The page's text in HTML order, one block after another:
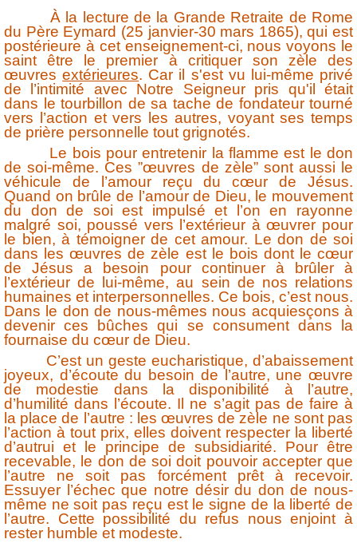
À la lecture de la Grande Retraite de Rome
du Père Eymard (25 janvier-30 mars 1865), qui est
postérieure à cet enseignement-ci, nous voyons le
saint être le premier à critiquer son zèle des
œuvresextérieures. Car il s'est vu lui-même privé
de l’intimité avec Notre Seigneur pris qu'il était
dans le tourbillon de sa tache de fondateur tourné
vers l’action et vers les autres, voyant ses temps
de prière personnelle tout grignotés.
Le bois pour entretenir la flamme est le don
de soi-même. Ces ”œuvres de zèle” sont aussi le
véhicule de l’amour reçu du cœur de Jésus.
Quand on brûle de l’amour de Dieu, le mouvement
du don de soi est impulsé et l’on en rayonne
malgré soi, poussé vers l’extérieur à œuvrer pour
le bien, à témoigner de cet amour. Le don de soi
dans les œuvres de zèle est le bois dont le cœur
de Jésus a besoin pour continuer à brûler à
l’extérieur de lui-même, au sein de nos relations
humaines et interpersonnelles. Ce bois, c’est nous.
Dans le don de nous-mêmes nous acquiesçons à
devenir ces bûches qui se consument dans la
fournaise du cœur de Dieu.
C’est un geste eucharistique, d’abaissement
joyeux, d’écoute du besoin de l’autre, une œuvre
de modestie dans la disponibilité à l’autre,
d’humilité dans l’écoute. Il ne s’agit pas de faire à
la place de l’autre : les œuvres de zèle ne sont pas
l’action à tout prix, elles doivent respecter la liberté
d’autrui et le principe de subsidiarité. Pour être
recevable, le don de soi doit pouvoir accepter que
l’autre ne soit pas forcément prêt à recevoir.
Essuyer l’échec que notre désir du don de nous-
même ne soit pas reçu est le signe de la liberté de
l’autre. Cette possibilité du refus nous enjoint à
rester humble et modeste.